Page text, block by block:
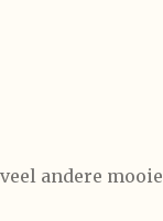
andere mooie